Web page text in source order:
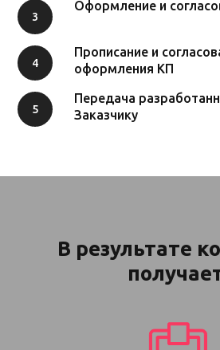
Оформление и
Прописание и
оформления КП
Передача
Заказчику
В результате